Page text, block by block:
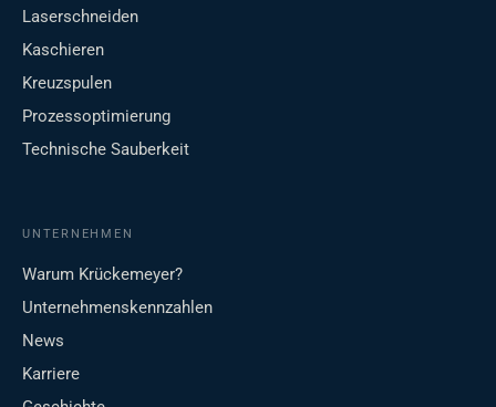
Laserschneiden
Kaschieren
Kreuzspulen
Prozessoptimierung
Technische Sauberkeit
UNTERNEHMEN
Warum Krückemeyer?
Unternehmenskennzahlen
News
Karriere